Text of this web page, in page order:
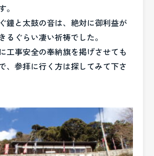
。
鐘と太鼓の音は、絶対に御利益が
るぐらい凄い祈祷でした。
工事安全の奉納旗を掲げさせても
、参拝に行く方は探してみて下さ